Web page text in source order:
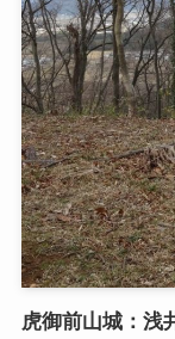
虎御前山城：浅